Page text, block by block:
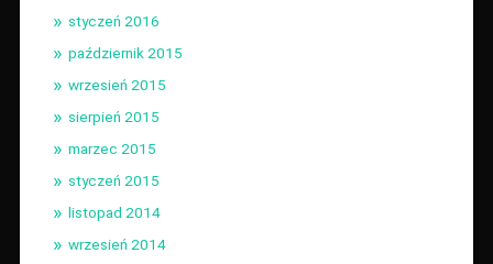
styczeń 2016
październik 2015
wrzesień 2015
sierpień 2015
marzec 2015
styczeń 2015
listopad 2014
wrzesień 2014